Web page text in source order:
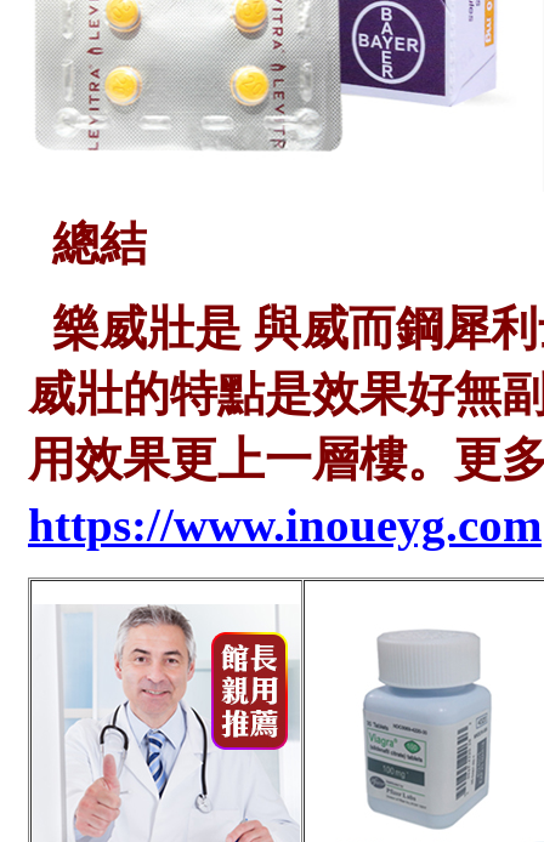
總結
樂威壯是 與威而鋼犀
威壯的特點是效果好無
用效果更上一層樓。 更
https://www.inoueyg.com